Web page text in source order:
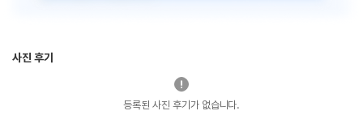
사진 후기
등록된 사진 후기가 없습니다.